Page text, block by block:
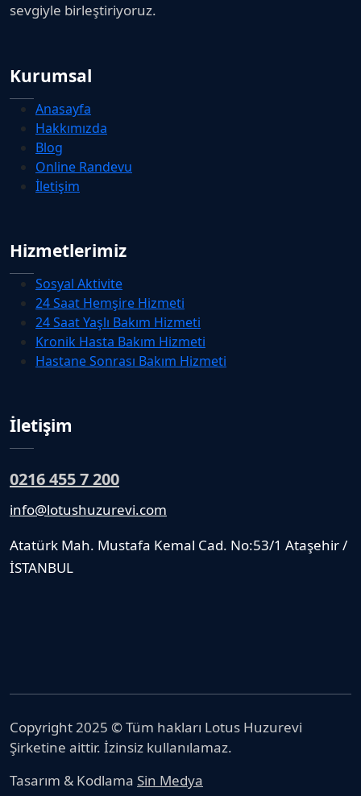
sevgiyle birleştiriyoruz.
Kurumsal
Anasayfa
Hakkımızda
Blog
Online Randevu
İletişim
Hizmetlerimiz
Sosyal Aktivite
24 Saat Hemşire Hizmeti
24 Saat Yaşlı Bakım Hizmeti
Kronik Hasta Bakım Hizmeti
Hastane Sonrası Bakım Hizmeti
İletişim
0216 455 7 200
info@lotushuzurevi.com
Atatürk Mah. Mustafa Kemal Cad. No:53/1 Ataşehir /
İSTANBUL
Copyright 2025 © Tüm hakları Lotus Huzurevi
Şirketine aittir. İzinsiz kullanılamaz.
Tasarım & Kodlama Sin Medya